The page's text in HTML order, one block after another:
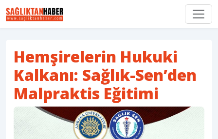
Hemşirelerin Hukuki
Kalkanı: Sağlık-Sen’den
Malpraktis Eğitimi